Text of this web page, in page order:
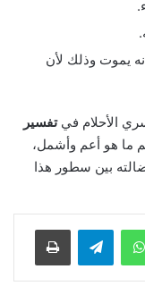
يموت وذلك لأن
الأحلام فيتفسير
ما هو أعم وأشمل،
بين سطور هذا
واتساب تيلقرام طباعة